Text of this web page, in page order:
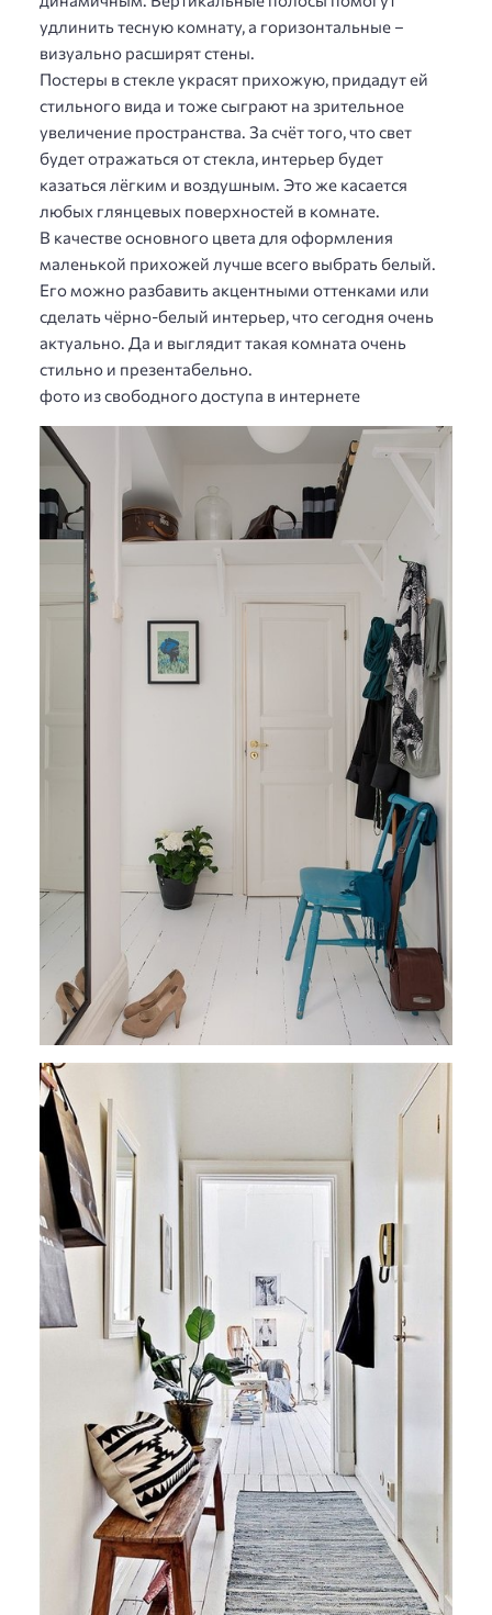
удлинить тесную комнату, а горизонтальные –
визуально расширят стены.
Постеры в стекле украсят прихожую, придадут ей
стильного вида и тоже сыграют на зрительное
увеличение пространства. За счёт того, что свет
будет отражаться от стекла, интерьер будет
казаться лёгким и воздушным. Это же касается
любых глянцевых поверхностей в комнате.
В качестве основного цвета для оформления
маленькой прихожей лучше всего выбрать белый.
Его можно разбавить акцентными оттенками или
сделать чёрно-белый интерьер, что сегодня очень
актуально. Да и выглядит такая комната очень
стильно и презентабельно.
фото из свободного доступа в интернете